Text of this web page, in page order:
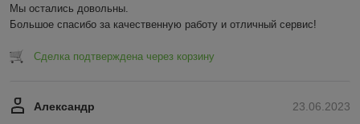
Мы остались довольны.
Большое спасибо за качественную работу и отличный сервис!
Сделка подтверждена через корзину
23.06.2023
Александр